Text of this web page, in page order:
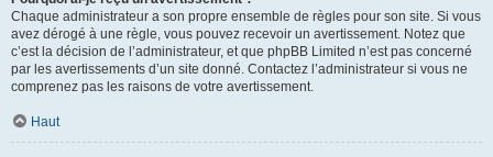
Chaque administrateur a son propre ensemble de règles pour son site. Si vous
avez dérogé à une règle, vous pouvez recevoir un avertissement. Notez que
c’est la décision de l’administrateur, et que phpBB Limited n’est pas concerné
par les avertissements d’un site donné. Contactez l’administrateur si vous ne
comprenez pas les raisons de votre avertissement.
Haut